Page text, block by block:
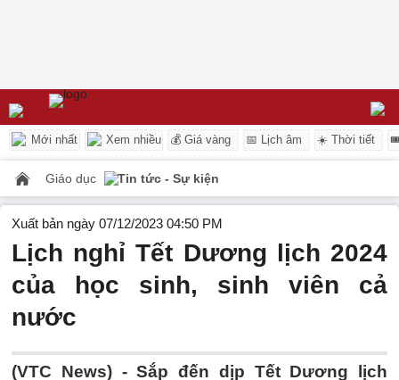
Mới nhất Xem nhiều 💰 Giá vàng 📅 Lịch âm ☀️ Thời tiết
Giáo dục Tin tức - Sự kiện
Xuất bản ngày 07/12/2023 04:50 PM
Lịch nghỉ Tết Dương lịch 2024
của học sinh, sinh viên cả
nước
(VTC News) -Sắp đến dịp Tết Dương lịch